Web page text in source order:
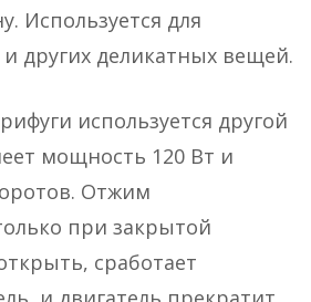
Используется для
других деликатных вещей.
используется другой
мощность 120 Вт и
Отжим
при закрытой
сработает